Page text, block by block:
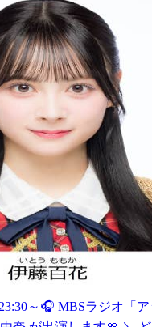
～🎧 MBSラジオ「